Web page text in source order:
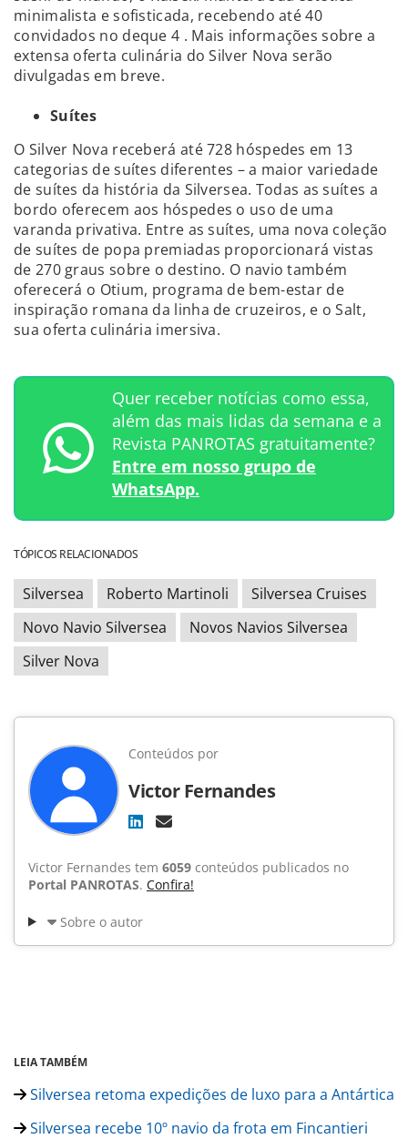
minimalista e sofisticada, recebendo até 40
convidados no deque 4 . Mais informações sobre a
extensa oferta culinária do Silver Nova serão
divulgadas em breve.
Suítes
O Silver Nova receberá até 728 hóspedes em 13
categorias de suítes diferentes – a maior variedade
de suítes da história da Silversea. Todas as suítes a
bordo oferecem aos hóspedes o uso de uma
varanda privativa. Entre as suítes, uma nova coleção
de suítes de popa premiadas proporcionará vistas
de 270 graus sobre o destino. O navio também
oferecerá o Otium, programa de bem-estar de
inspiração romana da linha de cruzeiros, e o Salt,
sua oferta culinária imersiva.
Quer receber notícias como essa,
além das mais lidas da semana e a
Revista PANROTAS gratuitamente?
Entre em nosso grupo de
WhatsApp.
TÓPICOS RELACIONADOS
Silversea Roberto Martinoli
Silversea Cruises
Novo Navio Silversea
Novos Navios Silversea
Silver Nova
Conteúdos por
Victor Fernandes
Victor Fernandes tem 6059 conteúdos publicados no
Portal PANROTAS. Confira!
Sobre o autor
LEIA TAMBÉM
Silversea retoma expedições de luxo para a Antártica
Silversea recebe 10º navio da frota em Fincantieri